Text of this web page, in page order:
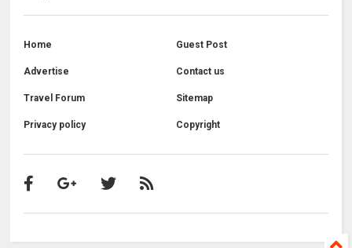
Home Guest Post
Advertise Contact us
Travel Forum Sitemap
Privacy policy Copyright